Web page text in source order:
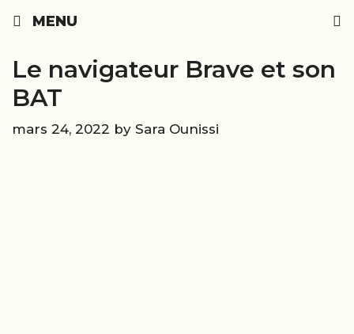
to
MENU
Le navigateur Brave et son
BAT
mars 24, 2022 by Sara Ounissi